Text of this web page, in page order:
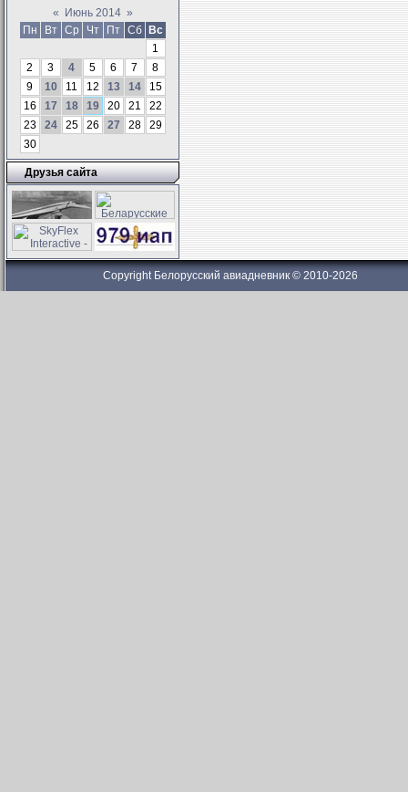
« Июнь 2014 »
Пн
Вт Ср Чт Пт Сб
Вс
1
2
3 4 5 6 7
8
9
10 11 12 13 14
15
16
17 18 19 20 21
22
23
24 25 26 27 28
29
30
Друзья сайта
Copyright Белорусский авиадневник © 2010-2026